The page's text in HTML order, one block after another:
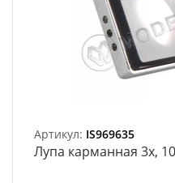
Артикул: IS969635
Лупа